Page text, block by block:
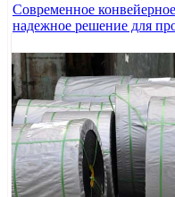
Современное
надежное решение для